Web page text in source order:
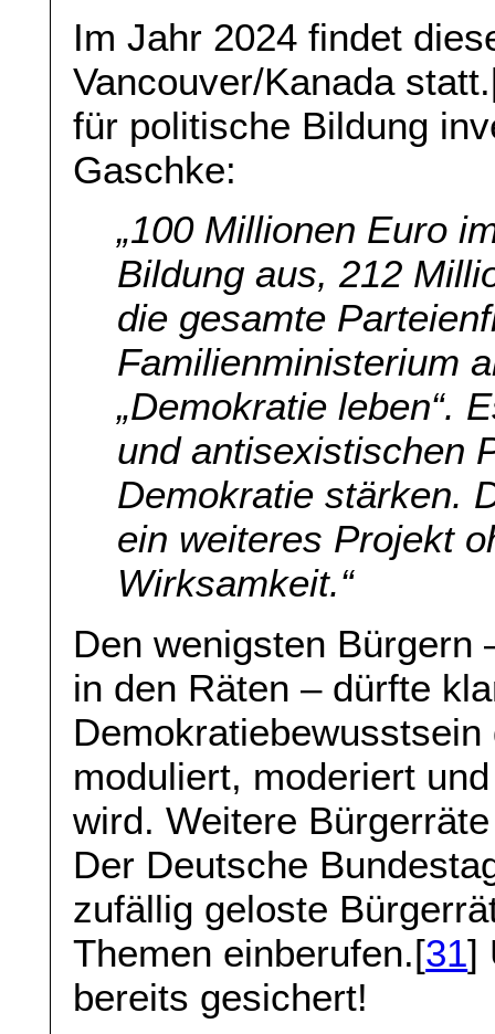
Im Jahr 2024 findet
Vancouver/Kanada
für politische Bildung
Gaschke:
„100 Millionen Euro
Bildung aus, 212
die gesamte
Familienministerium
„Demokratie leben“.
und antisexistischen
Demokratie stärken.
ein weiteres Projekt
Wirksamkeit.“
Den wenigsten Bürgern
in den Räten – dürfte
moduliert, moderiert
wird. Weitere
Der Deutsche
zufällig geloste
Themen einberufen.[31]
bereits gesichert!